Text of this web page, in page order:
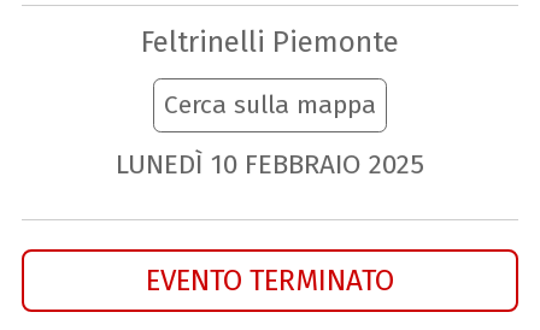
Feltrinelli Piemonte
Cerca sulla mappa
LUNEDÌ 10 FEBBRAIO 2025
EVENTO TERMINATO